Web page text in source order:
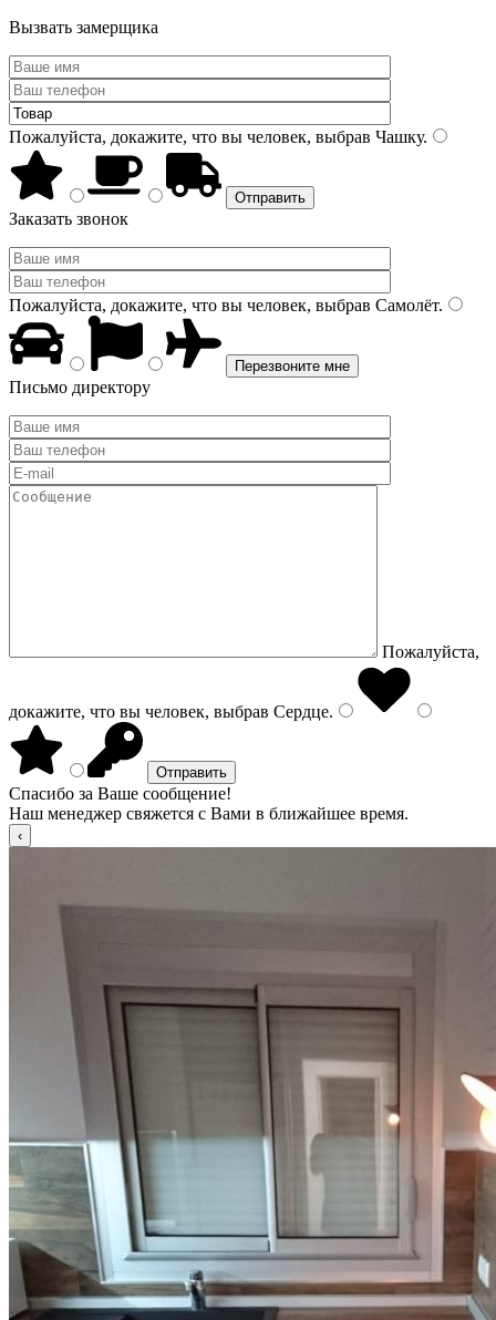
Вызвать замерщика
Пожалуйста, докажите, что вы человек, выбрав Чашку.
Заказать звонок
Пожалуйста, докажите, что вы человек, выбрав Самолёт.
Письмо директору
Пожалуйста,
докажите, что вы человек, выбрав Сердце.
Спасибо за Ваше сообщение!
Наш менеджер свяжется с Вами в ближайшее время.